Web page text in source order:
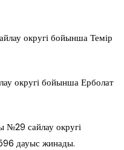
округі бойынша Темір
округі бойынша Ерболат
№29 сайлау округі
дауыс жинады.